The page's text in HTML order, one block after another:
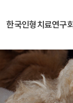
한국인형치료연구회